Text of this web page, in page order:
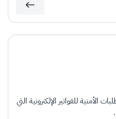
للفواتير الإلكترونية التي